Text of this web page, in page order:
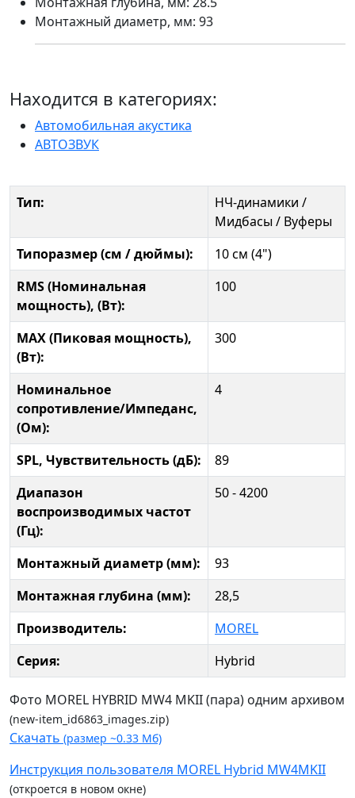
Монтажный диаметр, мм: 93
Находится в категориях:
Автомобильная акустика
АВТОЗВУК
Тип:
НЧ-динамики /
Мидбасы / Вуферы
Типоразмер (см / дюймы):
10 см (4")
RMS (Номинальная
мощность), (Вт):
100
MAX (Пиковая мощность),
(Вт):
300
Номинальное
сопротивление/Импеданс,
(Ом):
4
SPL, Чувствительность (дБ):
89
Диапазон
воспроизводимых частот
(Гц):
50 - 4200
Монтажный диаметр (мм):
93
Монтажная глубина (мм):
28,5
Производитель:
MOREL
Серия:
Hybrid
Фото MOREL HYBRID MW4 MKII (пара) одним архивом
(new-item_id6863_images.zip)
Скачать (размер ~0.33 Мб)
Инструкция пользователя MOREL Hybrid MW4MKII
(откроется в новом окне)